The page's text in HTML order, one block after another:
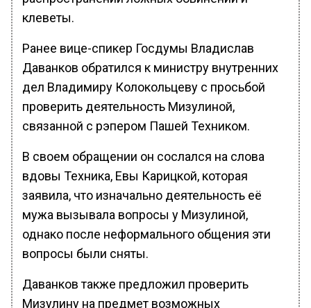
клеветы.
Ранее вице-спикер Госдумы Владислав
Даванков обратился к министру внутренних
дел Владимиру Колокольцеву с просьбой
проверить деятельность Мизулиной,
связанной с рэпером Пашей Техником.
В своем обращении он сослался на слова
вдовы Техника, Евы Карицкой, которая
заявила, что изначально деятельность её
мужа вызывала вопросы у Мизулиной,
однако после неформального общения эти
вопросы были сняты.
Даванков также предложил проверить
Мизулину на предмет возможных